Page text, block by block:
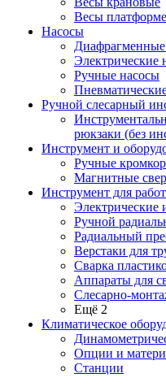
Весы
Насосы
Электрические
Ручные насосы
Ручной слесарный
рюкзаки (без
Инструмент и
Ручные
Магнитные
Инструмент для
Электрические
Ручной
Радиальный
Верстаки для
Сварка
Аппараты для
Слесарно-
Ещё 2
Климатическое
Опции и
Станции